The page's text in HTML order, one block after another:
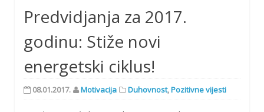
Predvidjanja za 2017.
godinu: Stiže novi
energetski ciklus!
08.01.2017. Motivacija Duhovnost,Pozitivne vijesti